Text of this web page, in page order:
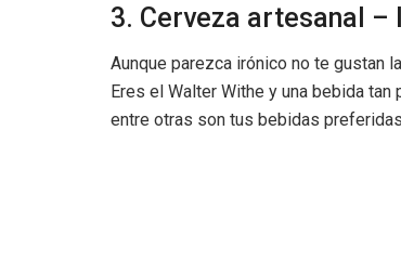
3. Cerveza artesanal –
Aunque parezca irónico no te gustan
Eres el Walter Withe y una bebida
entre otras son tus bebidas